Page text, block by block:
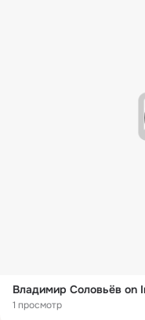
Владимир Соловьёв on
1 просмотр